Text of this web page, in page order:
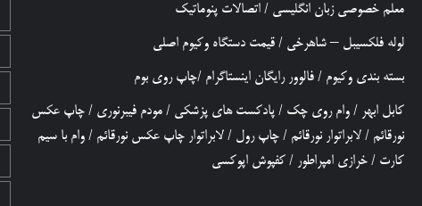
معلم خصوصی زبان انگلیسی / اتصالات پنوماتیک
لوله فلکسیبل – شاهرخی / قیمت دستگاه وکیوم اصلی
بسته بندی وکیوم / فالوور رایگان اینستاگرام /چاپ روی بوم
کابل ابهر / وام روی چک / پادکست های پزشکی / مودم فیبرنوری / چاپ عکس
نورقائم / لابراتوار نورقائم / چاپ رول / لابراتوار چاپ عکس نورقائم / وام با سیم
کارت / خرازی امپراطور / کفپوش اپوکسی